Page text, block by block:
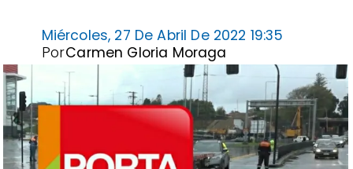
Miércoles, 27 De Abril De 2022 19:35
Carmen Gloria Moraga
Por